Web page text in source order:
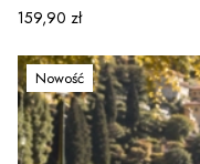
Cena
159,90 zł
Nowość